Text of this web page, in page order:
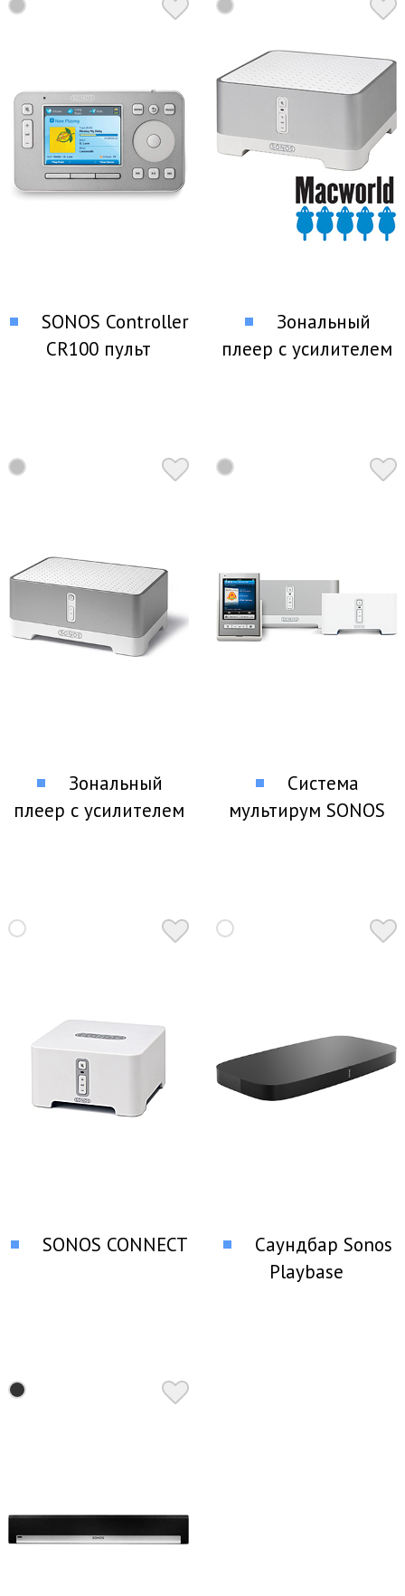
SONOS Controller
CR100 пульт
системой Sonos
Зональный
плеер с усилителем
Зональный
плеер с усилителем
Система
мультирум SONOS
SONOS CONNECT
Саундбар Sonos
Playbase